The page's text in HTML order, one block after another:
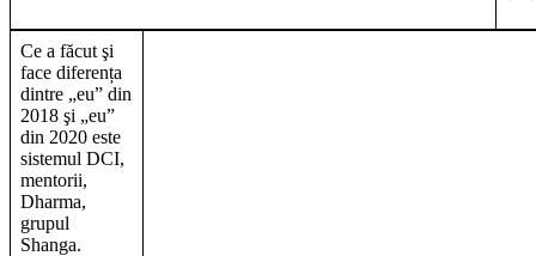
Ce a făcut şi
face diferența
dintre „eu” din
2018 şi „eu”
din 2020 este
sistemul DCI,
mentorii,
Dharma,
grupul
Shanga.